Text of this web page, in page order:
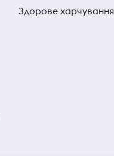
Здорове харчування